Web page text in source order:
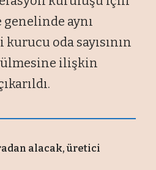
aynı
oda sayısının
ilişkin
alacak, üretici